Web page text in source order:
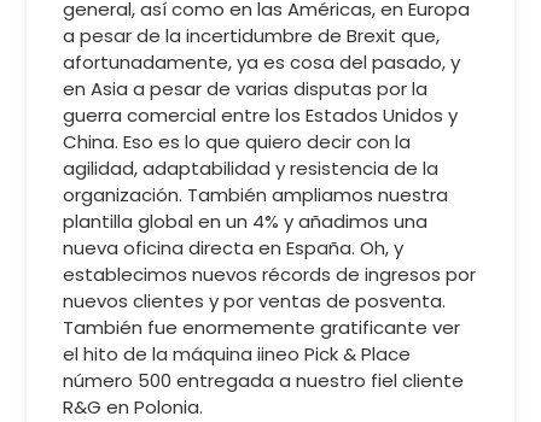
general, así como en las Américas, en Europa
a pesar de la incertidumbre de Brexit que,
afortunadamente, ya es cosa del pasado, y
en Asia a pesar de varias disputas por la
guerra comercial entre los Estados Unidos y
China. Eso es lo que quiero decir con la
agilidad, adaptabilidad y resistencia de la
organización. También ampliamos nuestra
plantilla global en un 4% y añadimos una
nueva oficina directa en España. Oh, y
establecimos nuevos récords de ingresos por
nuevos clientes y por ventas de posventa.
También fue enormemente gratificante ver
el hito de la máquina iineo Pick & Place
número 500 entregada a nuestro fiel cliente
R&G en Polonia.